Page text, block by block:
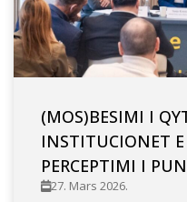
(MOS)BESIMI I
INSTITUCIONET
PERCEPTIMI I
27. Mars 2026.